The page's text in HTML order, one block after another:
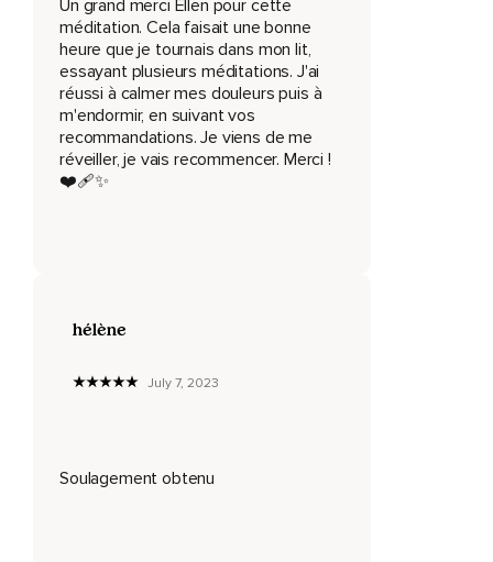
Ce qui empire une douleur,
C'est la contraction,
La peur,
Le rejet.
En relaxant votre respiration dans cette douleur ou
Pour cela,
Quand vous inspirez,
Un grand merci Ellen pour cette
méditation. Cela faisait une bonne
heure que je tournais dans mon lit,
essayant plusieurs méditations. J'ai
réussi à calmer mes douleurs puis à
m'endormir, en suivant vos
recommandations. Je viens de me
réveiller, je vais recommencer. Merci !
❤️‍🩹✨️
hélène
July 7, 2023
Soulagement obtenu